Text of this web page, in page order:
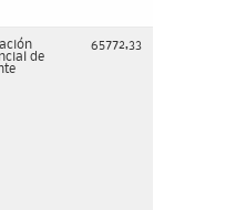
de
65772,33